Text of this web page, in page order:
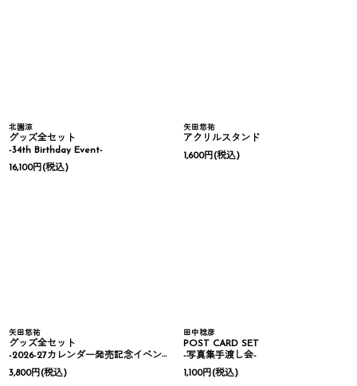
北園涼
グッズ全セット
-34th Birthday Event-
16,100円(税込)
矢田悠祐
アクリルスタンド
1,600円(税込)
矢田悠祐
グッズ全セット
-2026-27カレンダー発売記念イベント-
3,800円(税込)
田中稔彦
POST CARD SET
-写真集手渡し会-
1,100円(税込)